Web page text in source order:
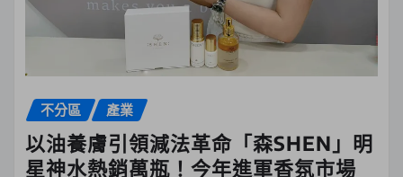
不分區 產業
以油養膚引領減法革命「森SHEN」明
星神水熱銷萬瓶！今年進軍香氛市場